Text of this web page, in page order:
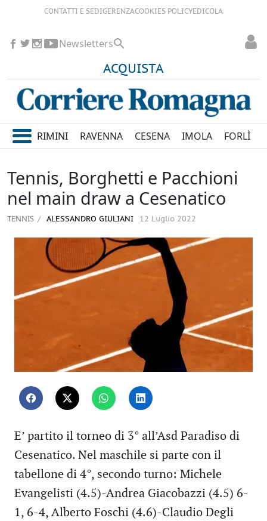
CONTATTI E SEDIGERENZACOOKIES POLICYEDICOLA
ACQUISTA
Newsletters
RIMINI RAVENNA CESENA IMOLA FORLÌ
Tennis, Borghetti e Pacchioni
nel main draw a Cesenatico
TENNIS ALESSANDRO GIULIANI 12 Luglio 2022
E’ partito il torneo di 3° all’Asd Paradiso di
Cesenatico. Nel maschile si parte con il
tabellone di 4°, secondo turno: Michele
Evangelisti (4.5)-Andrea Giacobazzi (4.5) 6-
1, 6-4, Alberto Foschi (4.6)-Claudio Degli